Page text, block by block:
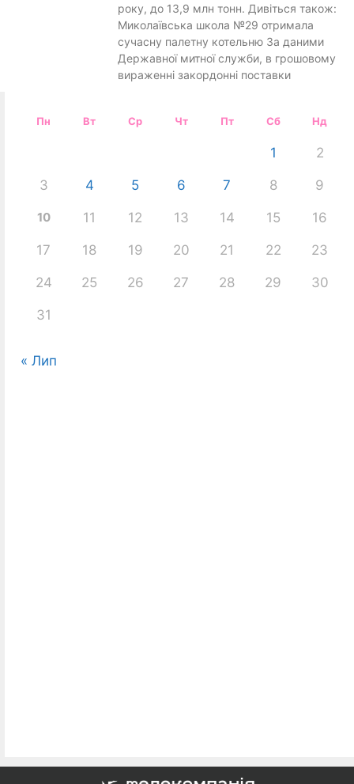
року, до 13,9 млн тонн. Дивіться також:
Миколаївська школа №29 отримала
сучасну палетну котельню За даними
Державної митної служби, в грошовому
вираженні закордонні поставки
Пн Вт Ср Чт Пт Сб Нд
1 2
3 4 5 6 7 8 9
10 11 12 13 14 15 16
17 18 19 20 21 22 23
24 25 26 27 28 29 30
31
« Лип